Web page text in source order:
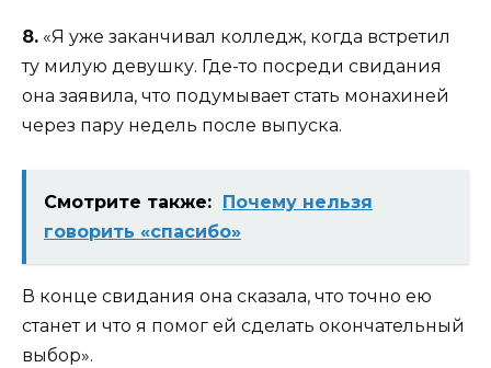
8. «Я уже заканчивал колледж, когда встретил
ту милую девушку. Где-то посреди свидания
она заявила, что подумывает стать монахиней
через пару недель после выпуска.
Смотрите также: Почему нельзя
говорить «спасибо»
В конце свидания она сказала, что точно ею
станет и что я помог ей сделать окончательный
выбор».